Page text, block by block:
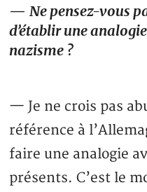
— Ne pensez-vous
d’établir une
nazisme ?
— Je ne crois pas
référence à
faire une analogie
présents. C’est le